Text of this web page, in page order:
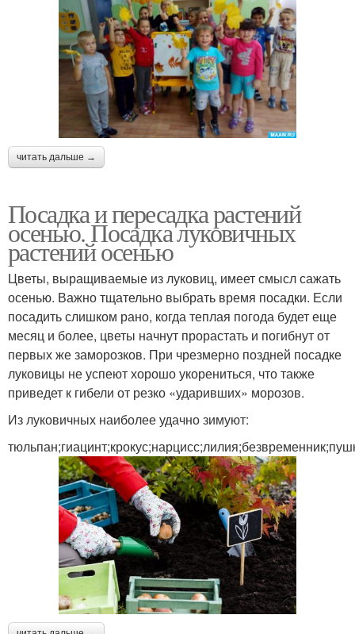
читать дальше →
Посадка и пересадка растений
осенью. Посадка луковичных
растений осенью
Цветы, выращиваемые из луковиц, имеет смысл сажать
осенью. Важно тщательно выбрать время посадки. Если
посадить слишком рано, когда теплая погода будет еще
месяц и более, цветы начнут прорастать и погибнут от
первых же заморозков. При чрезмерно поздней посадке
луковицы не успеют хорошо укорениться, что также
приведет к гибели от резко «ударивших» морозов.
Из луковичных наиболее удачно зимуют: